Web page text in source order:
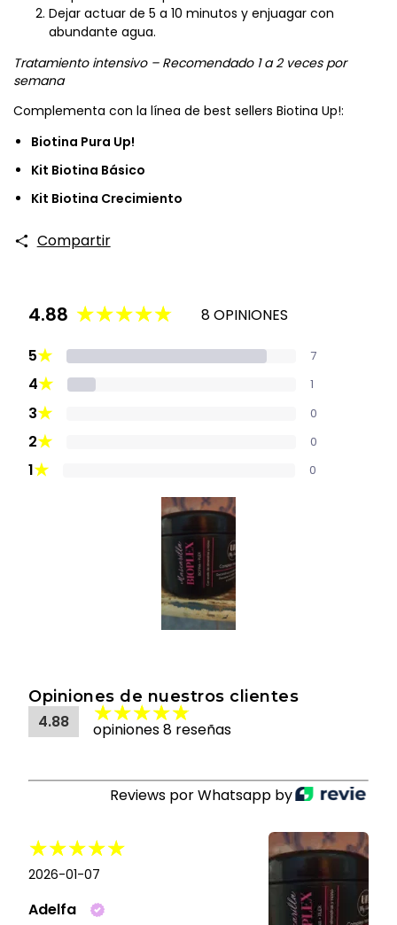
Dejar actuar de 5 a 10 minutos y enjuagar con
abundante agua.
Tratamiento intensivo – Recomendado 1 a 2 veces por
semana
Complementa con la línea de best sellers Biotina Up!:
Biotina Pura Up!
Kit Biotina Básico
Kit Biotina Crecimiento
Compartir
4.88 8 OPINIONES
5★ 7
4★ 1
3★ 0
2★ 0
1★ 0
Opiniones de nuestros clientes
4.88 opiniones 8 reseñas
Reviews por Whatsapp by
2026-01-07
Adelfa